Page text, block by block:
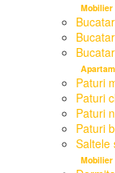
Paturi
Paturi
Paturi
Paturi
Saltele